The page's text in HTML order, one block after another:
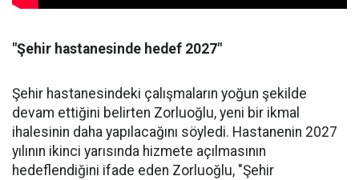
"Şehir hastanesinde hedef 2027"
Şehir hastanesindeki çalışmaların yoğun şekilde
devam ettiğini belirten Zorluoğlu, yeni bir ikmal
ihalesinin daha yapılacağını söyledi. Hastanenin 2027
yılının ikinci yarısında hizmete açılmasının
hedeflendiğini ifade eden Zorluoğlu, "Şehir